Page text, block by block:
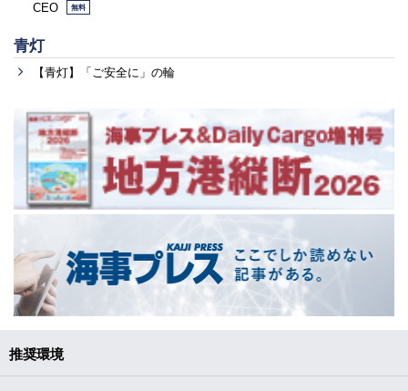
CEO
無料
青灯
【青灯】「ご安全に」の輪
推奨環境